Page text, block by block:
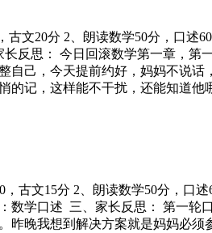
文20分 2、朗读数学50分，口述
反思： 今日回滚数学第一章，
己，今天提前约好，妈妈不说
记，这样能不干扰，还能知道他
古文15分 2、朗读数学50分，口
数学口述 三、家长反思： 第一
晚我想到解决方案就是妈妈必